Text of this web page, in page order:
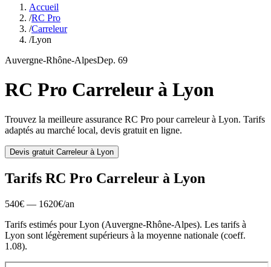
Accueil
/RC Pro
/Carreleur
/Lyon
Auvergne-Rhône-AlpesDep. 69
RC Pro Carreleurà Lyon
Trouvez la meilleure assurance RC Pro pourcarreleurà Lyon. Tarifs
adaptés au marché local, devis gratuit en ligne.
Devis gratuit Carreleurà Lyon
Tarifs RC Pro Carreleur à Lyon
540€ — 1620€/an
Tarifs estimés pourLyon (Auvergne-Rhône-Alpes). Les tarifs à
Lyon sont légèrement supérieurs à la moyenne nationale (coeff.
1.08).